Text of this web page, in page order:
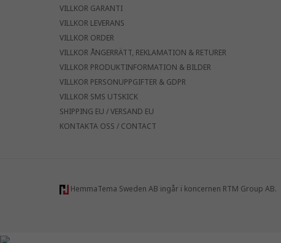
VILLKOR GARANTI
VILLKOR LEVERANS
VILLKOR ORDER
VILLKOR ÅNGERRÄTT, REKLAMATION & RETURER
VILLKOR PRODUKTINFORMATION & BILDER
VILLKOR PERSONUPPGIFTER & GDPR
VILLKOR SMS UTSKICK
SHIPPING EU / VERSAND EU
KONTAKTA OSS / CONTACT
HemmaTema Sweden AB ingår i koncernen RTM Group AB.